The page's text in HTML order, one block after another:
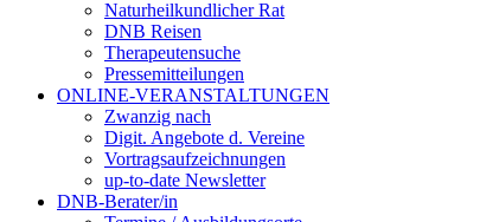
Naturheilkundlicher Rat
DNB Reisen
Therapeutensuche
Pressemitteilungen
ONLINE-VERANSTALTUNGEN
Zwanzig nach
Digit. Angebote d. Vereine
Vortragsaufzeichnungen
up-to-date Newsletter
DNB-Berater/in